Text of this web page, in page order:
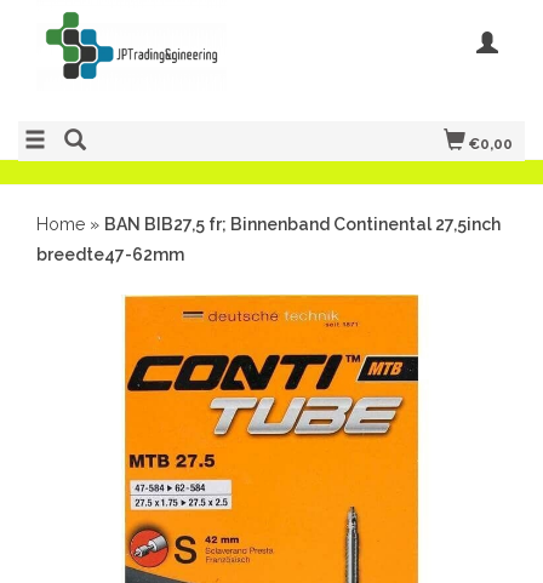
€0,00
Home » BAN BIB27,5 fr; Binnenband Continental 27,5inch
breedte47-62mm